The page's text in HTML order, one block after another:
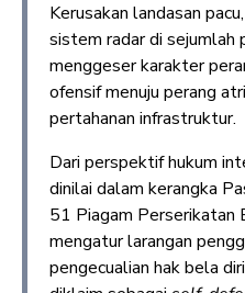
Kerusakan landasan
sistem radar di sejumlah
menggeser karakter
ofensif menuju perang
pertahanan infrastruktur.
Dari perspektif hukum
dinilai dalam kerangka
51 Piagam Perserikatan
mengatur larangan
pengecualian hak bela